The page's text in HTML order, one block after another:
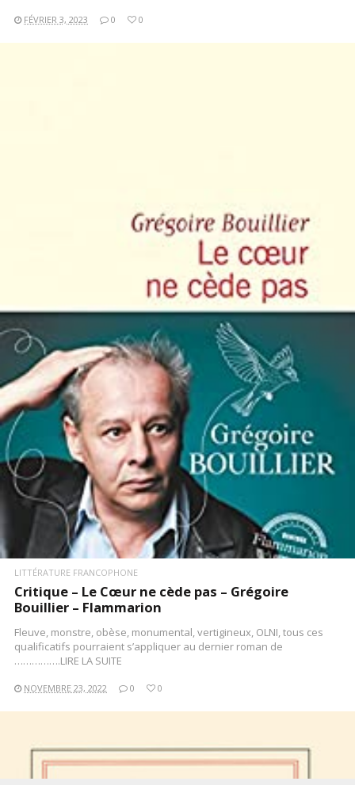
FÉVRIER 3, 2023 0 0
LIRE LA SUITE
LITTÉRATURE FRANCOPHONE
Critique – Le Cœur ne cède pas – Grégoire
Bouillier – Flammarion
Fleuve, monstre, obèse, monumental, vertigineux, OLNI, tous ces
qualificatifs pourraient s’appliquer au dernier roman de
…………….LIRE LA SUITE
NOVEMBRE 23, 2022 0 0